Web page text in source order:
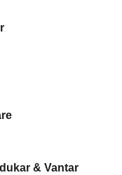
& Vantar